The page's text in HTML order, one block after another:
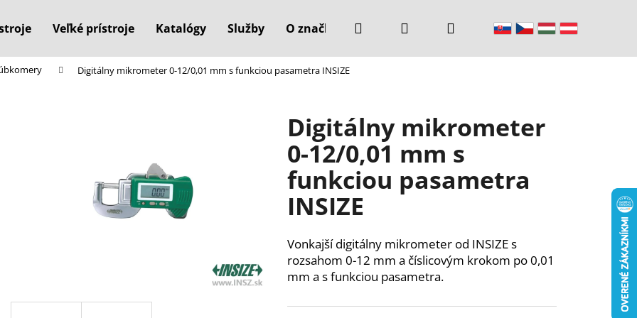
Veľké prístroje Katalógy Služby O značke Kontakty
Hľadať PrihlásenieNákupný
Digitálny mikrometer 0-12/0,01 mm s funkciou pasametra INSIZE
Digitálny mikrometer
0-12/0,01 mm s
funkciou pasametra
INSIZE
Vonkajší digitálny mikrometer od INSIZE s
rozsahom 0-12 mm a číslicovým krokom po 0,01
mm a s funkciou pasametra.
Čo potrebujete nájsť?
Odporúčame